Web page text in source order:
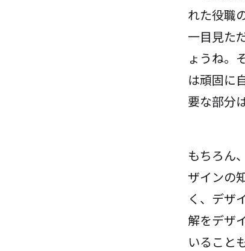
れた役職
一目見た
ょうね。
は頑固に
要な部分
もちろん
ザインの
く、デザ
解をデザ
いること